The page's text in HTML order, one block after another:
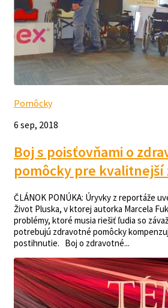
Pomôcky
6 sep, 2018
Boj s poisťovňami o
pomôcky pre kvalitnejší
ČLÁNOK PONÚKA: Úryvky z reportáže
Život Pluska, v ktorej autorka Marcela
problémy, ktoré musia riešiť ľudia so
potrebujú zdravotné pomôcky
postihnutie. Boj o zdravotné...